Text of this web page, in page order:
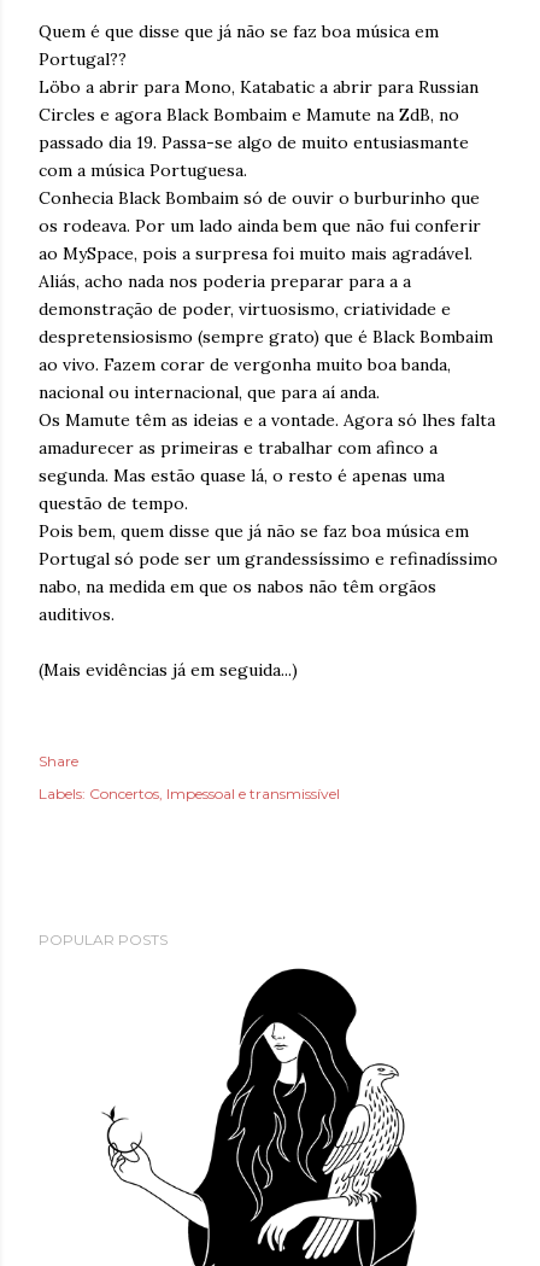
Quem é que disse que já não se faz boa música em
Portugal??
Löbo a abrir para Mono, Katabatic a abrir para Russian
Circles e agora Black Bombaim e Mamute na ZdB, no
passado dia 19. Passa-se algo de muito entusiasmante
com a música Portuguesa.
Conhecia Black Bombaim só de ouvir o burburinho que
os rodeava. Por um lado ainda bem que não fui conferir
ao MySpace, pois a surpresa foi muito mais agradável.
Aliás, acho nada nos poderia preparar para a a
demonstração de poder, virtuosismo, criatividade e
despretensiosismo (sempre grato) que é Black Bombaim
ao vivo. Fazem corar de vergonha muito boa banda,
nacional ou internacional, que para aí anda.
Os Mamute têm as ideias e a vontade. Agora só lhes falta
amadurecer as primeiras e trabalhar com afinco a
segunda. Mas estão quase lá, o resto é apenas uma
questão de tempo.
Pois bem, quem disse que já não se faz boa música em
Portugal só pode ser um grandessíssimo e refinadíssimo
nabo, na medida em que os nabos não têm orgãos
auditivos.
(Mais evidências já em seguida...)
Share
Labels: Concertos Impessoal e transmissível
POPULAR POSTS